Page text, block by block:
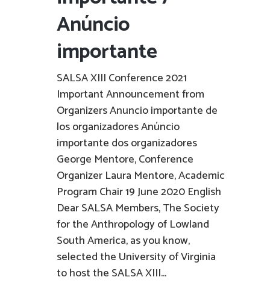
Anúncio
importante
SALSA XIII Conference 2021
Important Announcement from
Organizers Anuncio importante de
los organizadores Anúncio
importante dos organizadores
George Mentore, Conference
Organizer Laura Mentore, Academic
Program Chair 19 June 2020 English
Dear SALSA Members, The Society
for the Anthropology of Lowland
South America, as you know,
selected the University of Virginia
to host the SALSA XIII...